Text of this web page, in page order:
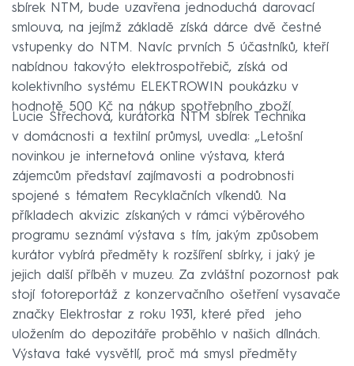
sbírek NTM, bude uzavřena jednoduchá darovací
smlouva, na jejímž základě získá dárce dvě čestné
vstupenky do NTM. Navíc prvních 5 účastníků, kteří
nabídnou takovýto elektrospotřebič, získá od
kolektivního systému ELEKTROWIN poukázku v
hodnotě 500 Kč na nákup spotřebního zboží.
Lucie Střechová, kurátorka NTM sbírek Technika
v domácnosti a textilní průmysl, uvedla: „Letošní
novinkou je internetová online výstava, která
zájemcům představí zajímavosti a podrobnosti
spojené s tématem Recyklačních víkendů. Na
příkladech akvizic získaných v rámci výběrového
programu seznámí výstava s tím, jakým způsobem
kurátor vybírá předměty k rozšíření sbírky, i jaký je
jejich další příběh v muzeu. Za zvláštní pozornost pak
stojí fotoreportáž z konzervačního ošetření vysavače
značky Elektrostar z roku 1931, které před jeho
uložením do depozitáře proběhlo v našich dílnách.
Výstava také vysvětlí, proč má smysl předměty